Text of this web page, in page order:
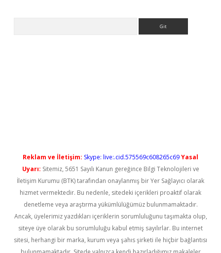
Reklam ve İletişim: Skype: live:.cid.575569c608265c69Yasal
Uyarı: Sitemiz, 5651 Sayılı Kanun gereğince Bilgi Teknolojileri ve
İletişim Kurumu (BTK) tarafından onaylanmış bir Yer Sağlayıcı olarak
hizmet vermektedir. Bu nedenle, sitedeki içerikleri proaktif olarak
denetleme veya araştırma yükümlülüğümüz bulunmamaktadır.
Ancak, üyelerimiz yazdıkları içeriklerin sorumluluğunu taşımakta olup,
siteye üye olarak bu sorumluluğu kabul etmiş sayılırlar. Bu internet
sitesi, herhangi bir marka, kurum veya şahıs şirketi ile hiçbir bağlantısı